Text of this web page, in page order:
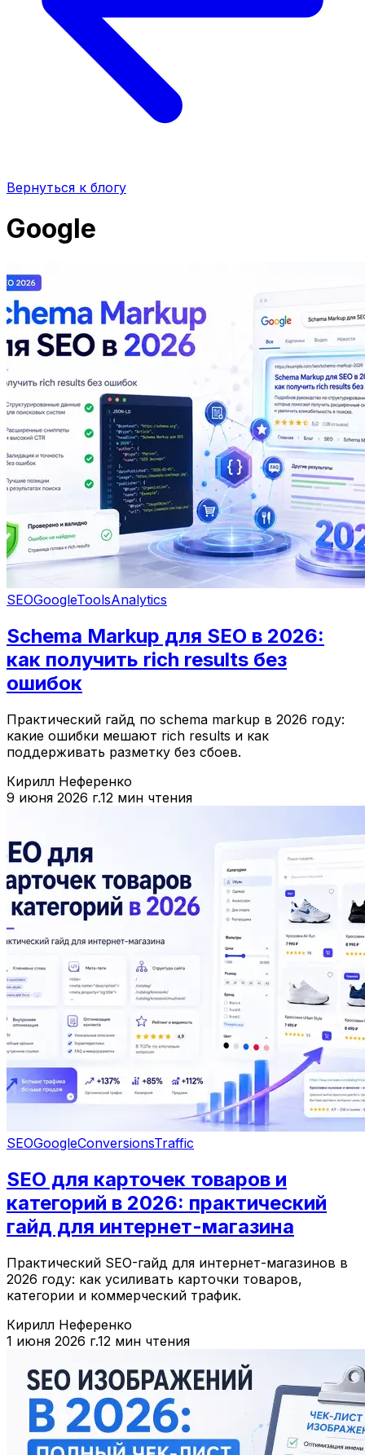
Вернуться к блогу
Google
SEOGoogleToolsAnalytics
Schema Markup для SEO в 2026:
как получить rich results без
ошибок
Практический гайд по schema markup в 2026 году:
какие ошибки мешают rich results и как
поддерживать разметку без сбоев.
Кирилл Неференко
9 июня 2026 г.12 мин чтения
SEOGoogleConversionsTraffic
SEO для карточек товаров и
категорий в 2026: практический
гайд для интернет-магазина
Практический SEO-гайд для интернет-магазинов в
2026 году: как усиливать карточки товаров,
категории и коммерческий трафик.
Кирилл Неференко
1 июня 2026 г.12 мин чтения